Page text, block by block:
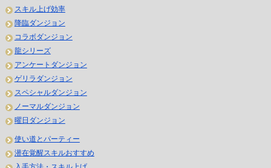
スキル上げ効率
降臨ダンジョン
コラボダンジョン
龍シリーズ
アンケートダンジョン
ゲリラダンジョン
スペシャルダンジョン
ノーマルダンジョン
曜日ダンジョン
使い道とパーティー
潜在覚醒スキルおすすめ